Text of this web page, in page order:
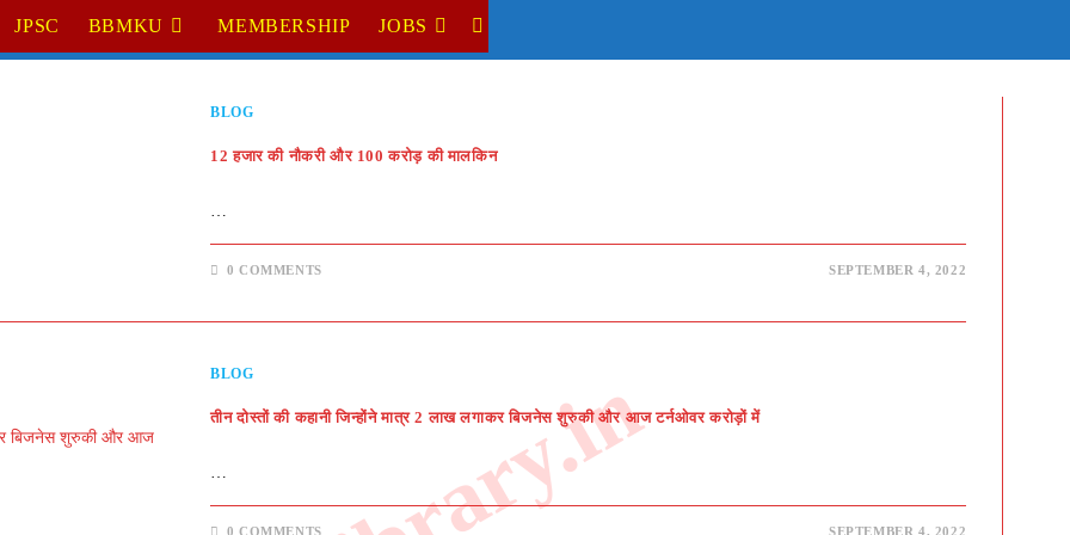
JPSC BBMKU MEMBERSHIP JOBS
BLOG
12 हजार की नौकरी और 100 करोड़ की मालकिन
…
0 COMMENTS SEPTEMBER 4, 2022
BLOG
तीन दोस्तों की कहानी जिन्होंने मात्र 2 लाख लगाकर बिजनेस शुरुकी और आज टर्नओवर करोड़ों में
…
0 COMMENTS SEPTEMBER 4, 2022